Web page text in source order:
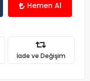
Hemen Al
İade ve Değişim